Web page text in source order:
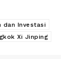
dan Investasi
Xi Jinping